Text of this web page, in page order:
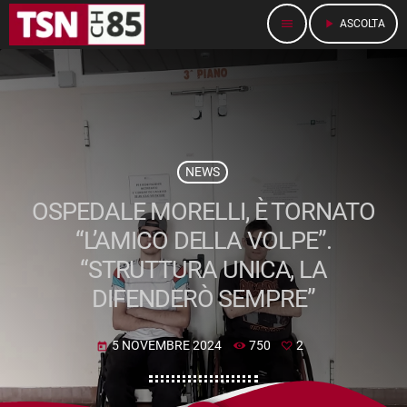
menu play_arrow ASCOLTA
NEWS
OSPEDALE MORELLI, È TORNATO
“L’AMICO DELLA VOLPE”.
“STRUTTURA UNICA, LA
DIFENDERÒ SEMPRE”
today 5 NOVEMBRE 2024 750 2